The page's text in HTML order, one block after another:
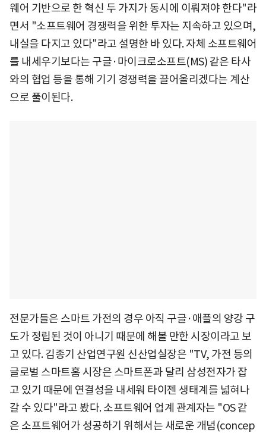
웨어 기반으로 한 혁신 두 가지가 동시에 이뤄져야 한다"라
면서 "소프트웨어 경쟁력을 위한 투자는 지속하고 있으며,
내실을 다지고 있다"라고 설명한 바 있다. 자체 소프트웨어
를 내세우기보다는 구글·마이크로소프트(MS) 같은 타사
와의 협업 등을 통해 기기 경쟁력을 끌어올리겠다는 계산
으로 풀이된다.
전문가들은 스마트 가전의 경우 아직 구글·애플의 양강 구
도가 정립된 것이 아니기 때문에 해볼 만한 시장이라고 보
고 있다. 김종기 산업연구원 신산업실장은 "TV, 가전 등의
글로벌 스마트홈 시장은 스마트폰과 달리 삼성전자가 잡
고 있기 때문에 연결성을 내세워 타이젠 생태계를 넓혀나
갈 수 있다"라고 봤다. 소프트웨어 업계 관계자는 "OS 같
은 소프트웨어가 성공하기 위해서는 새로운 개념(concep